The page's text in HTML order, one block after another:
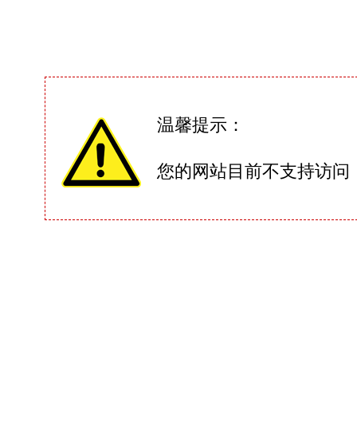
温馨提示：
您的网站目前不支持访